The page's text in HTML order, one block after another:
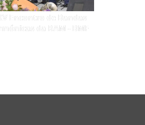
Encontro de Bandas
da RAM - BMF